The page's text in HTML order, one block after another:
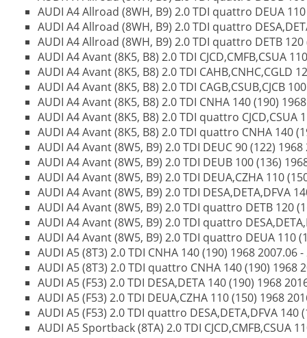
AUDI A4 Allroad (8WH, B9) 2.0 TDI quattro DEUA
AUDI A4 Allroad (8WH, B9) 2.0 TDI quattro
AUDI A4 Allroad (8WH, B9) 2.0 TDI quattro DETB 120
AUDI A4 Avant (8K5, B8) 2.0 TDI CJCD,CMFB,CSUA
AUDI A4 Avant (8K5, B8) 2.0 TDI CAHB,CNHC,CGLD
AUDI A4 Avant (8K5, B8) 2.0 TDI CAGB,CSUB,CJCB
AUDI A4 Avant (8K5, B8) 2.0 TDI CNHA 140 (190)
AUDI A4 Avant (8K5, B8) 2.0 TDI quattro CJCD,CSUA
AUDI A4 Avant (8K5, B8) 2.0 TDI quattro CNHA 140
AUDI A4 Avant (8W5, B9) 2.0 TDI DEUC 90 (122) 1968
AUDI A4 Avant (8W5, B9) 2.0 TDI DEUB 100 (136)
AUDI A4 Avant (8W5, B9) 2.0 TDI DEUA,CZHA 110
AUDI A4 Avant (8W5, B9) 2.0 TDI DESA,DETA,DFVA
AUDI A4 Avant (8W5, B9) 2.0 TDI quattro DETB 120
AUDI A4 Avant (8W5, B9) 2.0 TDI quattro
AUDI A4 Avant (8W5, B9) 2.0 TDI quattro DEUA 110
AUDI A5 (8T3) 2.0 TDI CNHA 140 (190) 1968 2007.06
AUDI A5 (8T3) 2.0 TDI quattro CNHA 140 (190) 1968
AUDI A5 (F53) 2.0 TDI DESA,DETA 140 (190) 1968
AUDI A5 (F53) 2.0 TDI DEUA,CZHA 110 (150) 1968
AUDI A5 (F53) 2.0 TDI quattro DESA,DETA,DFVA 140
AUDI A5 Sportback (8TA) 2.0 TDI CJCD,CMFB,CSUA